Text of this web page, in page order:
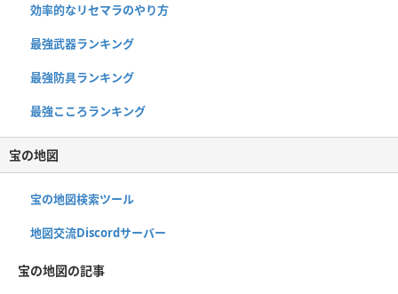
効率的なリセマラのやり方
最強武器ランキング
最強防具ランキング
最強こころランキング
宝の地図
宝の地図検索ツール
地図交流Discordサーバー
宝の地図の記事